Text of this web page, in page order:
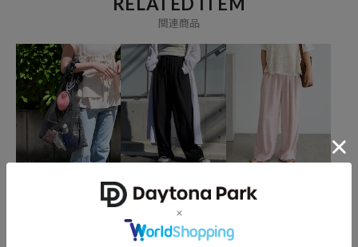
関連商品
マルチウェイ フリルショ
ルダー レイヤードメッシ
リネンレーヨンイージー
パンツ/コットンイージー
5,335
リネンブレンド ワイド イ
ージーパンツ＜セットア